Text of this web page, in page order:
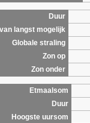
Duur
langst mogelijk
Globale straling
Zon op
Zon onder
Etmaalsom
Duur
Hoogste uursom